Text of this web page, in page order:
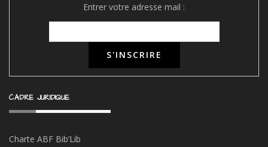
Entrer votre adresse mail :
CADRE JURIDIQUE
Charte ABF Bib’Lib